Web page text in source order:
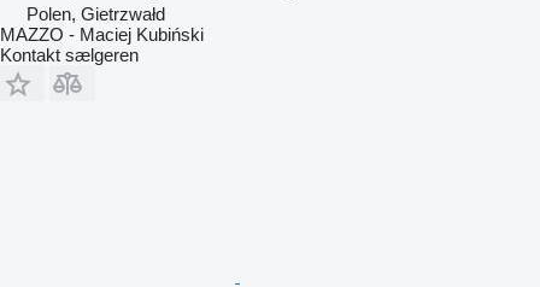
Polen, Gietrzwałd
MAZZO - Maciej Kubiński
Kontakt sælgeren